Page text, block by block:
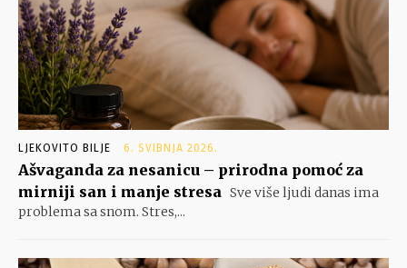
LJEKOVITO BILJE 6. SVIBNJA 2026.
Ašvaganda za nesanicu – prirodna pomoć za
mirniji san i manje stresa Sve više ljudi danas ima
problema sa snom. Stres,...